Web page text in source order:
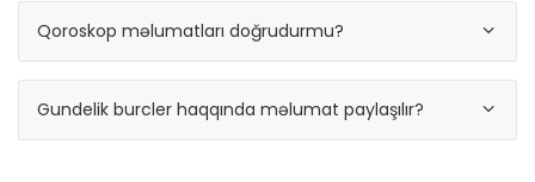
Qoroskop məlumatları doğrudurmu?
Gundelik burcler haqqında məlumat paylaşılır?